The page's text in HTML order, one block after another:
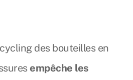
des bouteilles en
empêche les